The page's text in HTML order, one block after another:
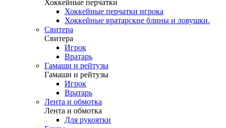
Хоккейные перчатки
Хоккейные перчатки игрока
Хоккейные вратарские блины и ловушки.
Свитера
Свитера
Игрок
Вратарь
Гамаши и рейтузы
Гамаши и рейтузы
Игрок
Вратарь
Лента и обмотка
Лента и обмотка
Для рукоятки